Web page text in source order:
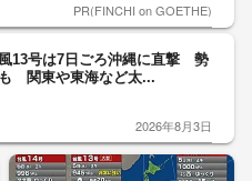
PR(FINCHI on GOETHE)
風13号は7日ごろ沖縄に直撃 勢
関東や東海など太...
2026年8月3日